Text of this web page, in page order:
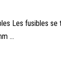
Les fusibles
...